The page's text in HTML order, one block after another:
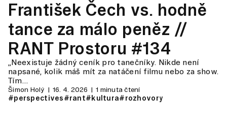
František Čech vs. hodně
tance za málo peněz //
RANT Prostoru #134
„Neexistuje žádný ceník pro tanečníky. Nikde není
napsané, kolik máš mít za natáčení filmu nebo za show.
Tím…
Šimon Holý 16. 4. 2026 1 minuta čtení
#perspectives#rant#kultura#rozhovory